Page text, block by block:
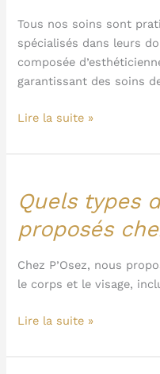
Tous nos soins sont
spécialisés dans leurs
composée
garantissant des soins
chez
P’Osez
?
Lire la suite »
Quels types
proposés
Chez P’Osez, nous
le corps et le visage,
Quels
types
de
sont
proposés
Lire la suite »